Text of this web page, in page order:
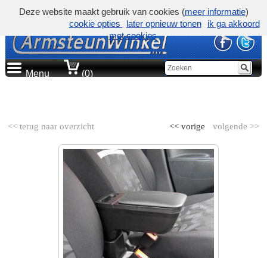
Menu (0)
<< terug naar overzicht volgende >>
<< vorige
Deze website maakt gebruik van cookies (meer informatie)
cookie opties
later opnieuw tonen
ik ga akkoord
met cookies